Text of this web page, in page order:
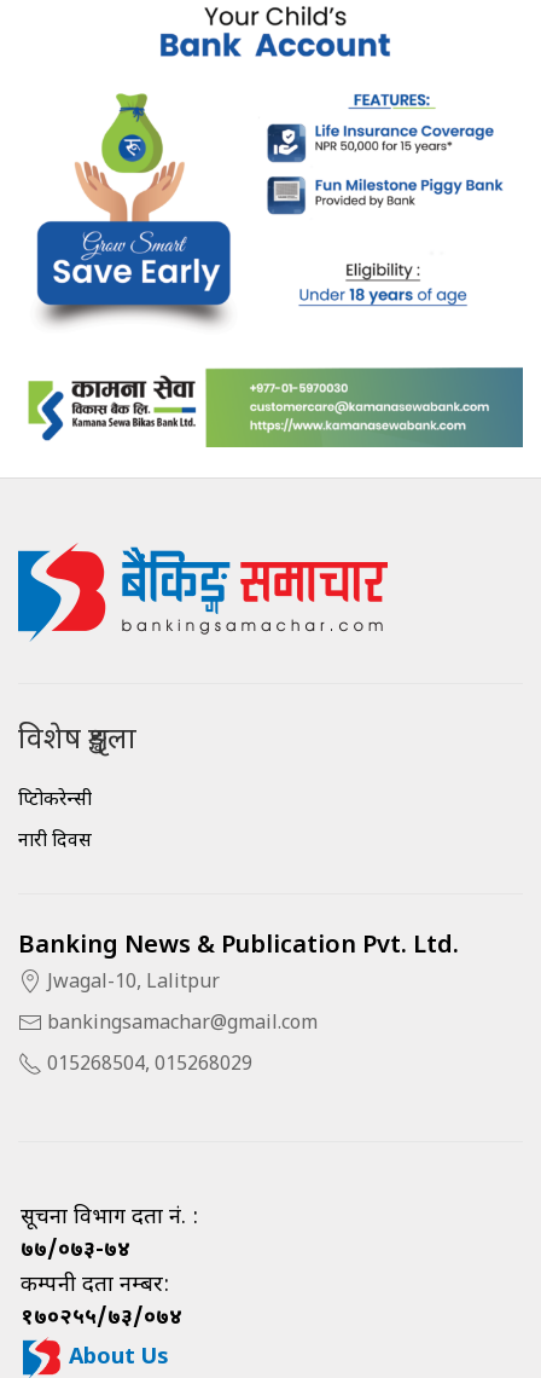
विशेष शृङ्खला
क्रिप्टोकरेन्सी
नारी दिवस
Banking News & Publication Pvt. Ltd.
Jwagal-10, Lalitpur
bankingsamachar@gmail.com
015268504, 015268029
सूचना विभाग दर्ता नं. :
७७/०७३-७४
कम्पनी दर्ता नम्बर:
१७०२५५/७३/०७४
About Us